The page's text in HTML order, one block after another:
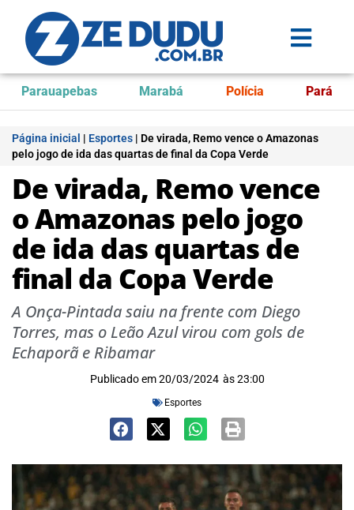
Parauapebas Marabá Polícia Pará
Página inicial | Esportes | De virada, Remo vence o Amazonas
pelo jogo de ida das quartas de final da Copa Verde
De virada, Remo vence
o Amazonas pelo jogo
de ida das quartas de
final da Copa Verde
A Onça-Pintada saiu na frente com Diego
Torres, mas o Leão Azul virou com gols de
Echaporã e Ribamar
Publicado em 20/03/2024 às 23:00
Esportes